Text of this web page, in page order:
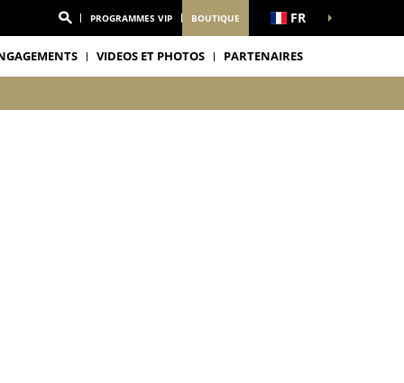
PROGRAMMES VIP BOUTIQUE FR
VIDEOS ET PHOTOS PARTENAIRES